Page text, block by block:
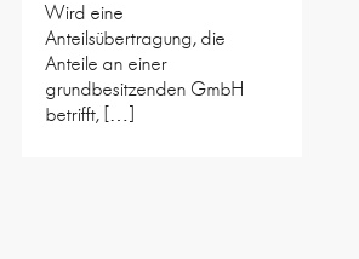
Wird eine
Anteilsübertragung, die
Anteile an einer
grundbesitzenden GmbH
betrifft, […]